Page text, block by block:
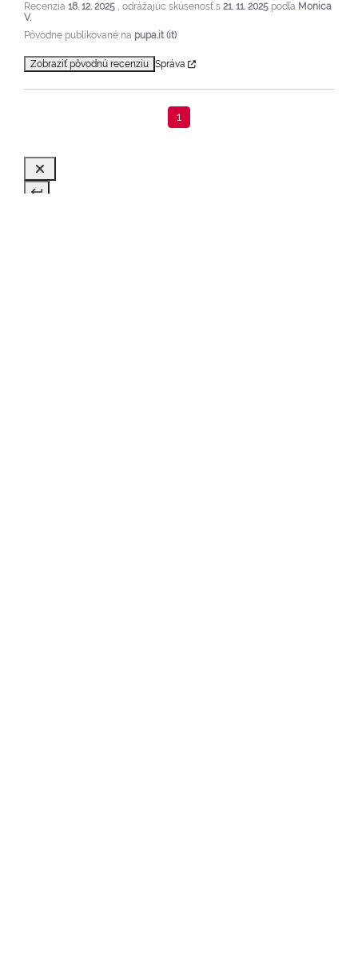
Recenzia 18. 12. 2025 , odrážajúc skúsenosť s 21. 11. 2025 podľa Monica
V.
Pôvodne publikované na pupa.it (it)
Zobraziť pôvodnú recenziu Správa
1